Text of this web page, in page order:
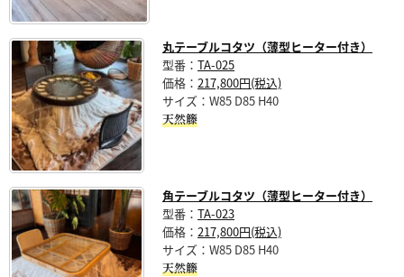
丸テーブルコタツ（薄型ヒーター付き）
型番： TA-025
価格： 217,800円(税込)
サイズ：W85 D85 H40
天然籐
角テーブルコタツ（薄型ヒーター付き）
型番： TA-023
価格： 217,800円(税込)
サイズ：W85 D85 H40
天然籐